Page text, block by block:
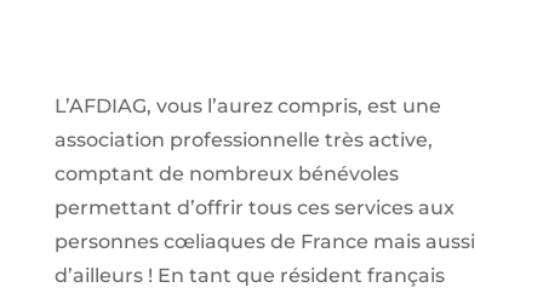
L’AFDIAG, vous l’aurez compris, est une
association professionnelle très active,
comptant de nombreux bénévoles
permettant d’offrir tous ces services aux
personnes cœliaques de France mais aussi
d’ailleurs ! En tant que résident français